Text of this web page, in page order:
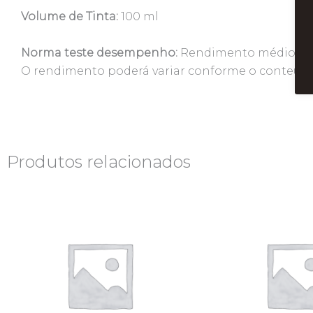
Volume de Tinta: 100 ml
Norma teste desempenho: Rendimento médio
O rendimento poderá variar conforme o
Produtos relacionados